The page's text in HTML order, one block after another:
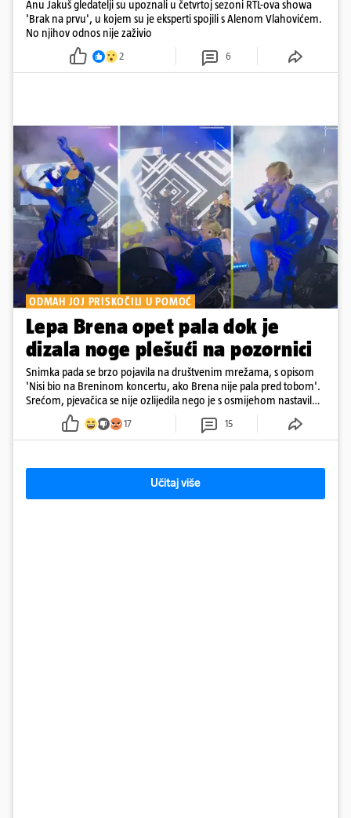
Anu Jakuš gledatelji su upoznali u četvrtoj sezoni RTL-ova showa
'Brak na prvu', u kojem su je eksperti spojili s Alenom Vlahovićem.
No njihov odnos nije zaživio
2 6
ODMAH JOJ PRISKOČILI U POMOĆ
Lepa Brena opet pala dok je
dizala noge plešući na pozornici
Snimka pada se brzo pojavila na društvenim mrežama, s opisom
'Nisi bio na Breninom koncertu, ako Brena nije pala pred tobom'.
Srećom, pjevačica se nije ozlijedila nego je s osmijehom nastavila
17 15
Učitaj više